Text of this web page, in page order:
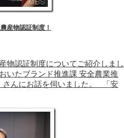
産物認証制度！
物認証制度についてご紹介しまし
いたブランド推進課 安全農業推
さんにお話を伺いました。 「安